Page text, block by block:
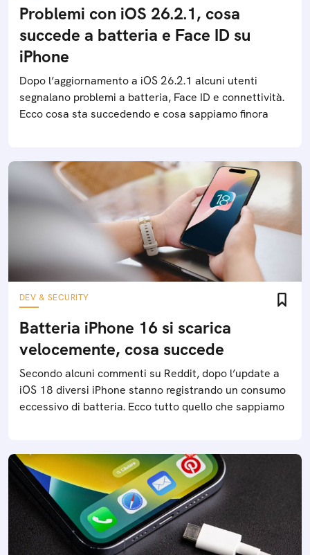
Problemi con iOS 26.2.1, cosa
succede a batteria e Face ID su
iPhone
Dopo l’aggiornamento a iOS 26.2.1 alcuni utenti
segnalano problemi a batteria, Face ID e connettività.
Ecco cosa sta succedendo e cosa sappiamo finora
DEV & SECURITY
Batteria iPhone 16 si scarica
velocemente, cosa succede
Secondo alcuni commenti su Reddit, dopo l’update a
iOS 18 diversi iPhone stanno registrando un consumo
eccessivo di batteria. Ecco tutto quello che sappiamo